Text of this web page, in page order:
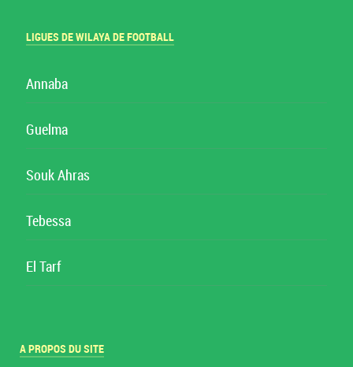
LIGUES DE WILAYA DE FOOTBALL
Annaba
Guelma
Souk Ahras
Tebessa
El Tarf
A PROPOS DU SITE